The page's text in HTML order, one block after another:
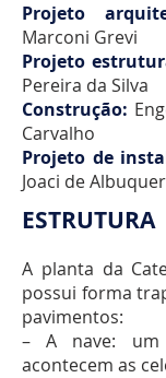
Projeto
Marconi Grevi
Projeto
Pereira da Silva
Construção:
Carvalho
Projeto de
Joaci de
ESTRUTURA
A planta da
possui forma
pavimentos:
– A nave: um
acontecem as